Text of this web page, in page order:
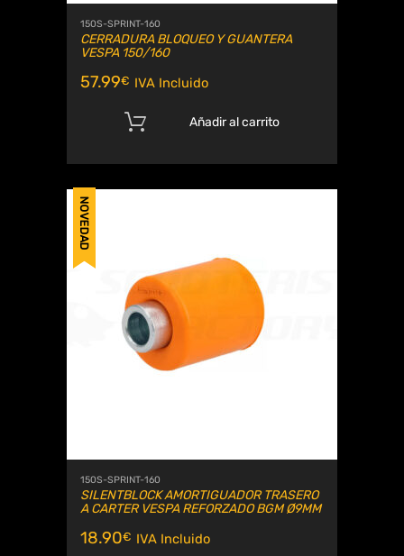
150S-SPRINT-160
CERRADURA BLOQUEO Y GUANTERA
VESPA 150/160
57.99€ IVA Incluido
Añadir al carrito
NOVEDAD
150S-SPRINT-160
SILENTBLOCK AMORTIGUADOR TRASERO
A CARTER VESPA REFORZADO BGM Ø9MM
18.90€ IVA Incluido